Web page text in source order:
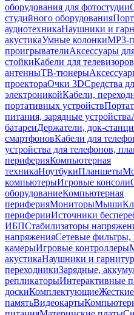
оборудования для фотостудии
студийного оборудования
аудиотехникаНаушники и
акустикаУмные колонкиMP3-
проигрывателиАксессуары
стойкиКабели для телевизоров
антенныТВ-тюнеры
проектораОчки 3DСредства
электроникойКабели,
портативных устройств
питания, зарядные устройства
батареиДержатели, док-
смартфоновКабели для
устройства для телефонов,
периферияКомпьютерная
техникаНоутбукиПланшеты
компьютерыИгровые консоли
оборудованиеКомпьютерная
периферияМониторыМыши
периферииИсточники
ИБПСтабилизаторы
напряженияСетевые фильтры,
камерыИгровые контроллеры
акустикаНаушники и
переходникиЗарядные,
репликаторыИнтерактивные
доскиКомплектующие
памятьВидеокарты